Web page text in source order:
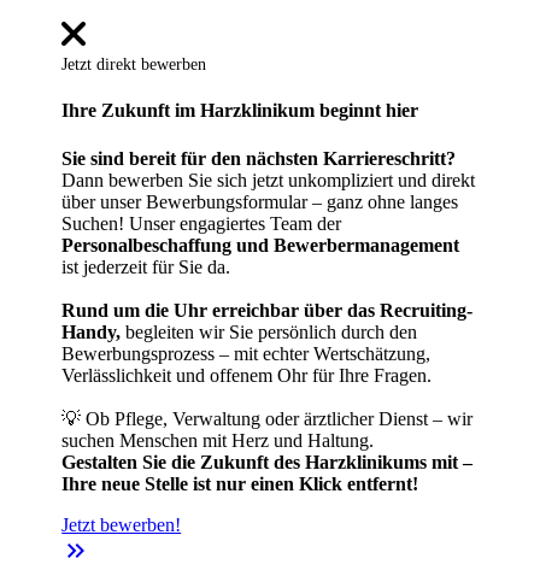
Jetzt direkt bewerben
Ihre Zukunft im Harzklinikum beginnt hier
Sie sind bereit für den nächsten Karriereschritt?
Dann bewerben Sie sich jetzt unkompliziert und direkt
über unser Bewerbungsformular – ganz ohne langes
Suchen! Unser engagiertes Team der
Personalbeschaffung und Bewerbermanagement
ist jederzeit für Sie da.
Rund um die Uhr erreichbar über das Recruiting-
Handy, begleiten wir Sie persönlich durch den
Bewerbungsprozess – mit echter Wertschätzung,
Verlässlichkeit und offenem Ohr für Ihre Fragen.
💡 Ob Pflege, Verwaltung oder ärztlicher Dienst – wir
suchen Menschen mit Herz und Haltung.
Gestalten Sie die Zukunft des Harzklinikums mit –
Ihre neue Stelle ist nur einen Klick entfernt!
Jetzt bewerben!
keyboard_double_arrow_right